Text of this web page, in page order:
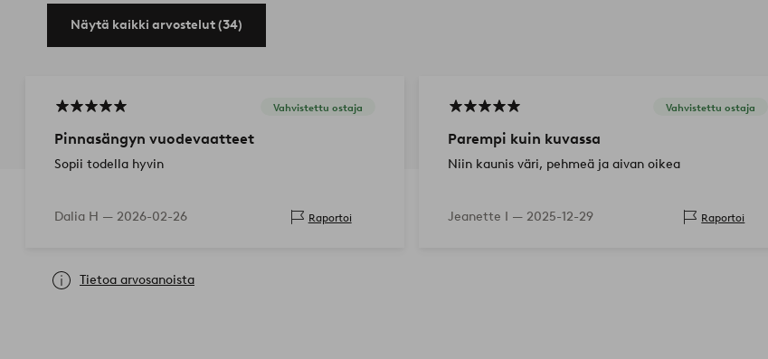
Näytä kaikki arvostelut (34)
Vahvistettu ostaja
Pinnasängyn vuodevaatteet
Sopii todella hyvin
Dalia H — 2026-02-26 Raportoi
Vahvistettu ostaja
Parempi kuin kuvassa
Niin kaunis väri, pehmeä ja aivan oikea
Jeanette I — 2025-12-29 Raportoi
Tietoa arvosanoista